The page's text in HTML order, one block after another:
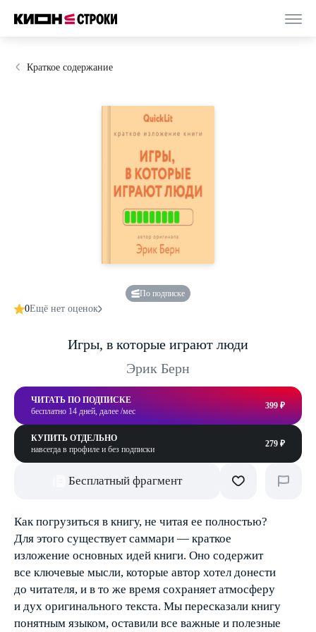
Краткое содержание
По подписке
0Ещё нет оценок
Игры, в которые играют люди
Эрик Берн
ЧИТАТЬ ПО ПОДПИСКЕ
бесплатно 14 дней, далее /мес
399 ₽
КУПИТЬ ОТДЕЛЬНО
навсегда в профиле и без подписки
279 ₽
Бесплатный фрагмент
Как погрузиться в книгу, не читая ее полностью?
Для этого существует саммари — краткое
изложение основных идей книги. Оно содержит
все ключевые мысли, которые автор хотел донести
до читателя, и в то же время сохраняет атмосферу
и дух оригинального текста. Мы пересказали книгу
понятным языком, оставили все важные и полезные